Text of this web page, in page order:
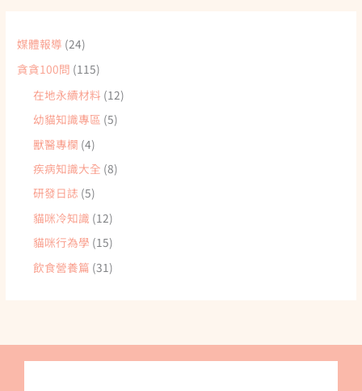
媒體報導 (24)
貪貪100問 (115)
在地永續材料 (12)
幼貓知識專區 (5)
獸醫專欄 (4)
疾病知識大全 (8)
研發日誌 (5)
貓咪冷知識 (12)
貓咪行為學 (15)
飲食營養篇 (31)